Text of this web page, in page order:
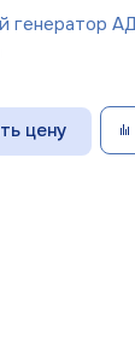
генератор
цену